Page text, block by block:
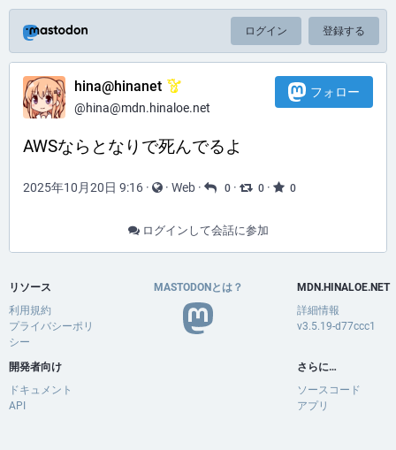
ログイン 登録する
hina@hinanet
@hina@mdn.hinaloe.net
フォロー
AWSならとなりで死んでるよ
2025年10月20日 9:16 · · Web · 0 · 0 · 0
ログインして会話に参加
リソース
利用規約
プライバシーポリ
シー
開発者向け
ドキュメント
API
MASTODONとは？
MDN.HINALOE.NET
詳細情報
v3.5.19-d77ccc1
さらに…
ソースコード
アプリ